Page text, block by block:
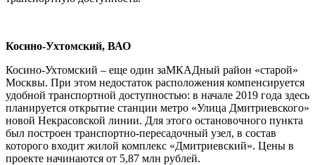
Косино-Ухтомский, ВАО
Косино-Ухтомский – еще один заМКАДный район «старой»
Москвы. При этом недостаток расположения компенсируется
удобной транспортной доступностью: в начале 2019 года здесь
планируется открытие станции метро «Улица Дмитриевского»
новой Некрасовской линии. Для этого остановочного пункта
был построен транспортно-пересадочный узел, в состав
которого входит жилой комплекс «Дмитриевский». Цены в
проекте начинаются от 5,87 млн рублей.